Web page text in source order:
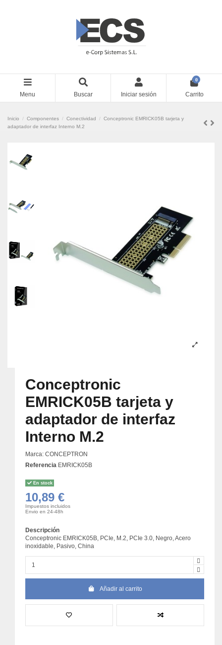
Menu Buscar Iniciar sesión
0
Carrito
Inicio Componentes Conectividad
Conceptronic EMRICK05B tarjeta y
adaptador de interfaz Interno M.2
Conceptronic
EMRICK05B tarjeta y
adaptador de interfaz
Interno M.2
Marca: CONCEPTRON
Referencia EMRICK05B
En stock
10,89 €
Impuestos incluidos
Envio en 24-48h
Descripción
Conceptronic EMRICK05B, PCIe, M.2, PCIe 3.0, Negro, Acero
inoxidable, Pasivo, China
Añadir al carrito